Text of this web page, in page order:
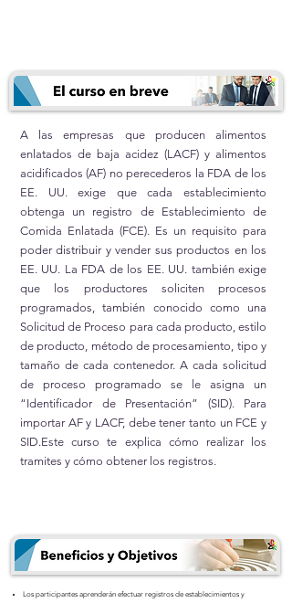
A las empresas que producen alimentos
enlatados de baja acidez (LACF) y alimentos
acidificados (AF) no perecederos la FDA de los
EE. UU. exige que cada establecimiento
obtenga un registro de Establecimiento de
Comida Enlatada (FCE). Es un requisito para
poder distribuir y vender sus productos en los
EE. UU. La FDA de los EE. UU. también exige
que los productores soliciten procesos
programados, también conocido como una
Solicitud de Proceso para cada producto, estilo
de producto, método de procesamiento, tipo y
tamaño de cada contenedor. A cada solicitud
de proceso programado se le asigna un
“Identificador de Presentación” (SID). Para
importar AF y LACF, debe tener tanto un FCE y
SID.Este curso te explica cómo realizar los
tramites y cómo obtener los registros.
Los participantes aprenderán efectuar registros de establecimientos y